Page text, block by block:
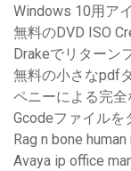
Windows 10用ア
無料のDVD ISO
Drakeでリターン
無料の小さなpdf
ペニーによる完
Gcodeファイルを
Rag n bone
Avaya ip office